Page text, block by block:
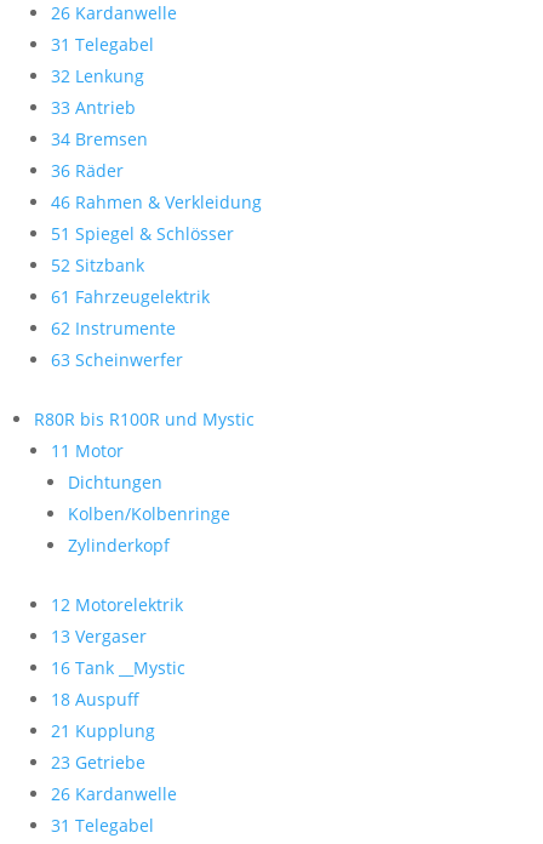
26 Kardanwelle
31 Telegabel
32 Lenkung
33 Antrieb
34 Bremsen
36 Räder
46 Rahmen & Verkleidung
51 Spiegel & Schlösser
52 Sitzbank
61 Fahrzeugelektrik
62 Instrumente
63 Scheinwerfer
R80R bis R100R und Mystic
11 Motor
Dichtungen
Kolben/Kolbenringe
Zylinderkopf
12 Motorelektrik
13 Vergaser
16 Tank __Mystic
18 Auspuff
21 Kupplung
23 Getriebe
26 Kardanwelle
31 Telegabel